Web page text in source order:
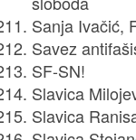
Sanja Ivačić,
Savez
SF-SN!
Slavica
Slavica